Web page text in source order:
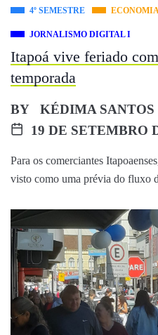
4º SEMESTRE
JORNALISMO DIGITAL I
Itapoá vive feriado
temporada
BY
KÉDIMA SANTOS
19 DE SETEMBRO
Para os comerciantes
visto como uma prévia do fluxo